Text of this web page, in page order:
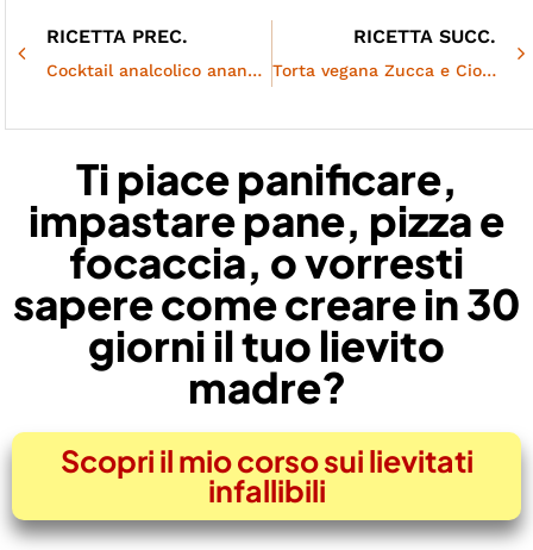
RICETTA PREC.
Cocktail analcolico ananas e zenzero
RICETTA SUCC.
Torta vegana Zucca e Cioccolato
Ti piace panificare,
impastare pane, pizza e
focaccia, o vorresti
sapere come creare in 30
giorni il tuo lievito
madre?
Scopri il mio corso sui lievitati
infallibili